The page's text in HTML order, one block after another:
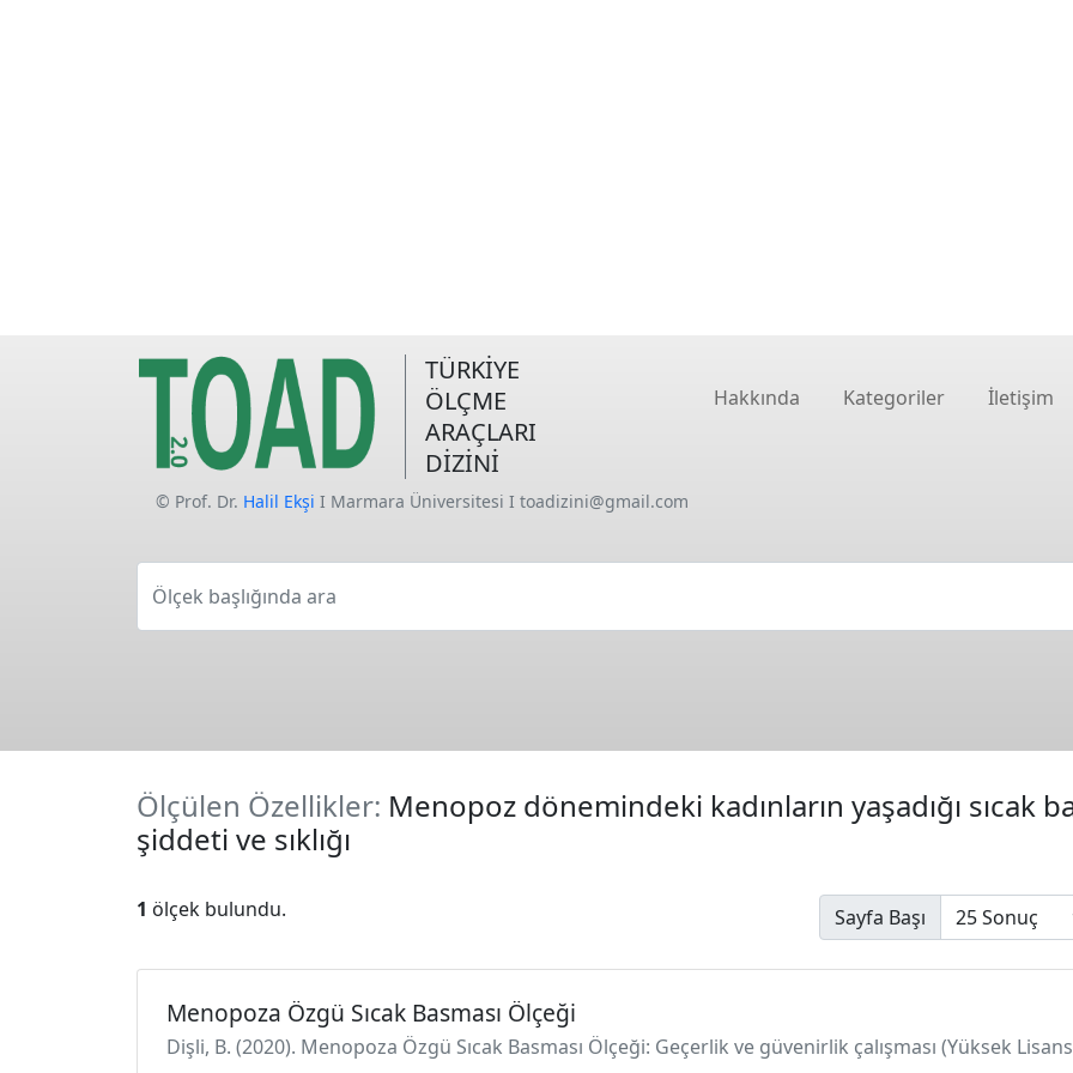
TÜRKİYE
ÖLÇME
ARAÇLARI
DİZİNİ
Hakkında Kategoriler İletişim
© Prof. Dr. Halil Ekşi I Marmara Üniversitesi I toadizini@gmail.com
Ölçek başlığında ara
Ölçülen Özellikler: Menopoz dönemindeki kadınların yaşadığı sıcak
şiddeti ve sıklığı
1 ölçek bulundu. Sayfa Başı
Menopoza Özgü Sıcak Basması Ölçeği
Dişli, B. (2020). Menopoza Özgü Sıcak Basması Ölçeği: Geçerlik ve güvenirlik çalışması (Yüksek